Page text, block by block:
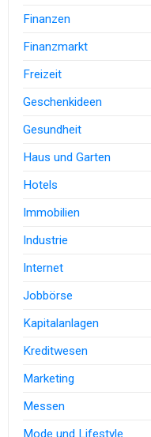
Finanzen
Finanzmarkt
Freizeit
Geschenkideen
Gesundheit
Haus und Garten
Hotels
Immobilien
Industrie
Internet
Jobbörse
Kapitalanlagen
Kreditwesen
Marketing
Messen
Mode und Lifestyle